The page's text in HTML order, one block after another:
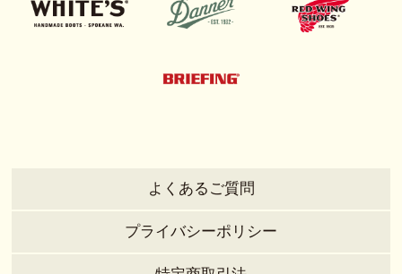
よくあるご質問
プライバシーポリシー